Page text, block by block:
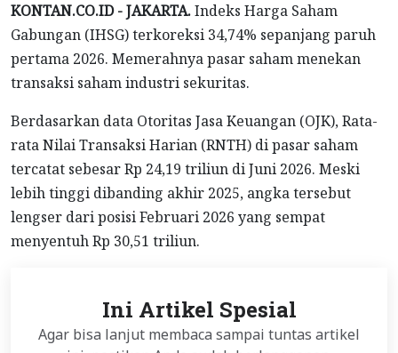
KONTAN.CO.ID - JAKARTA.Indeks Harga Saham
Gabungan (IHSG) terkoreksi 34,74% sepanjang paruh
pertama 2026. Memerahnya pasar saham menekan
transaksi saham industri sekuritas.
Berdasarkan data Otoritas Jasa Keuangan (OJK), Rata-
rata Nilai Transaksi Harian (RNTH) di pasar saham
tercatat sebesar Rp 24,19 triliun di Juni 2026. Meski
lebih tinggi dibanding akhir 2025, angka tersebut
lengser dari posisi Februari 2026 yang sempat
menyentuh Rp 30,51 triliun.
Ini Artikel Spesial
Agar bisa lanjut membaca sampai tuntas artikel